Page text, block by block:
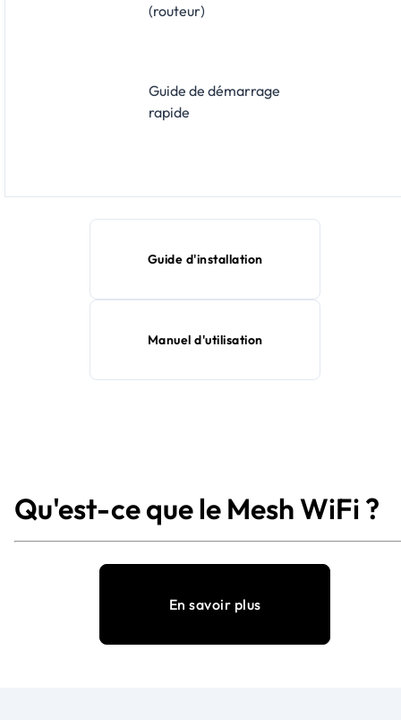
(routeur)
Guide de démarrage
rapide
Guide d'installation
Manuel d'utilisation
Qu'est-ce que le Mesh WiFi ?
En savoir plus